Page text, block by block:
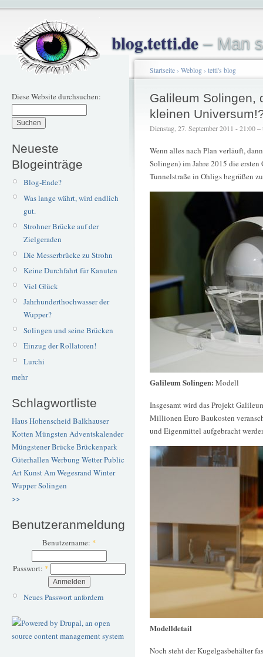
blog.tetti.de– Man
Diese Website durchsuchen:
Neueste
Blogeinträge
Blog-Ende?
Was lange währt, wird endlich
gut.
Strohner Brücke auf der
Zielgeraden
Die Messerbrücke zu Strohn
Keine Durchfahrt für Kanuten
Viel Glück
Jahrhunderthochwasser der
Wupper?
Solingen und seine Brücken
Einzug der Rollatoren!
Lurchi
mehr
Schlagwortliste
Haus Hohenscheid Balkhauser
Kotten Müngsten Adventskalender
Müngstener BrückeBrückenpark
Güterhallen Werbung WetterPublic
ArtKunstAm Wegesrand Winter
WupperSolingen
>>
Benutzeranmeldung
Benutzername: *
Passwort: *
Neues Passwort anfordern
Startseite› Weblog› tetti's blog
Galileum Solingen,
kleinen
Dienstag, 27. September 2011 - 21:00 –
Wenn alles nach Plan verläuft,
Solingen) im Jahre 2015 die ersten
Tunnelstraße in Ohligs begrüßen
Galileum Solingen: Modell
Insgesamt wird das Projekt
Millionen Euro Baukosten
und Eigenmittel aufgebracht
Modelldetail
Noch steht der Kugelgasbehälter